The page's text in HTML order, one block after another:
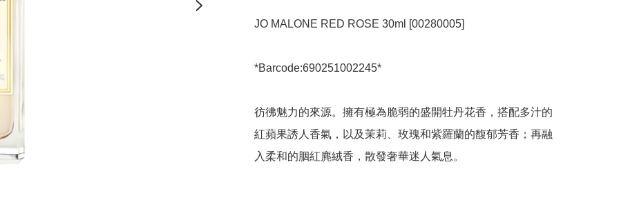
JO MALONE RED ROSE 30ml [00280005]
*Barcode:690251002245*
彷彿魅力的來源。擁有極為脆弱的盛開牡丹花香，搭配多汁的
紅蘋果誘人香氣，以及茉莉、玫瑰和紫羅蘭的馥郁芳香；再融
入柔和的胭紅麂絨香，散發奢華迷人氣息。